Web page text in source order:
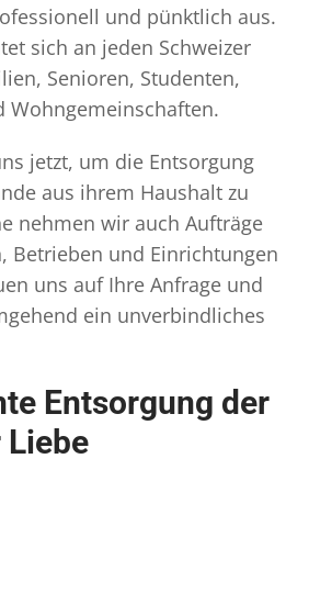
und pünktlich aus.
sich an jeden Schweizer
Senioren, Studenten,
Wohngemeinschaften.
jetzt, um die Entsorgung
aus ihrem Haushalt zu
nehmen wir auch Aufträge
Betrieben und Einrichtungen
uns auf Ihre Anfrage und
ein unverbindliches
Entsorgung der
Liebe